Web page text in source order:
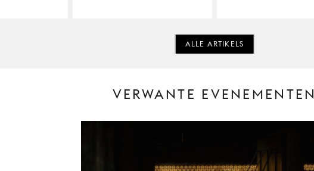
ALLE ARTIKELS
VERWANTE EVENEMENTEN